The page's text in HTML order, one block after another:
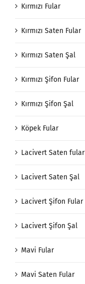
Kırmızı Fular
Kırmızı Saten Fular
Kırmızı Saten Şal
Kırmızı Şifon Fular
Kırmızı Şifon Şal
Köpek Fular
Lacivert Saten fular
Lacivert Saten Şal
Lacivert Şifon Fular
Lacivert Şifon Şal
Mavi Fular
Mavi Saten Fular